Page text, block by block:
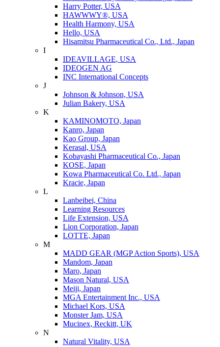
Harry Potter, USA
HAWWWY®, USA
Health Harmony, USA
Hello, USA
Hisamitsu Pharmaceutical Co., Ltd., Japan
I
IDEAVILLAGE, USA
IDEOGEN AG
INC International Concepts
J
Johnson & Johnson, USA
Julian Bakery, USA
K
KAMINOMOTO, Japan
Kanro, Japan
Kao Group, Japan
Kerasal, USA
Kobayashi Pharmaceutical Co., Japan
KOSE, Japan
Kowa Pharmaceutical Co. Ltd., Japan
Kracie, Japan
L
Lanbeibei, China
Learning Resources
Life Extension, USA
Lion Corporation, Japan
LOTTE, Japan
M
MADD GEAR (MGP Action Sports), USA
Mandom, Japan
Maro, Japan
Mason Natural, USA
Meiji, Japan
MGA Entertainment Inc., USA
Michael Kors, USA
Monster Jam, USA
Mucinex, Reckitt, UK
N
Natural Vitality, USA